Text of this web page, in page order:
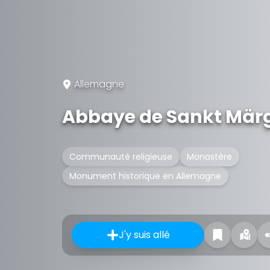
Allemagne
Abbaye de Sankt
Communauté religieuse
Monastère
Monument historique en Allemagne
J'y suis allé